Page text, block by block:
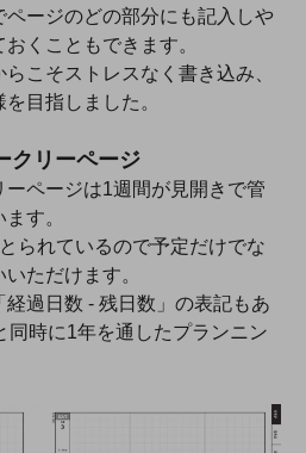
ージのどの部分にも記入しや
くこともできます。
こそストレスなく書き込み、
目指しました。
クリーページ
ーページは1週間が見開きで管
す。
られているので予定だけでな
ただけます。
過日数 - 残日数」の表記もあ
同時に1年を通したプランニン